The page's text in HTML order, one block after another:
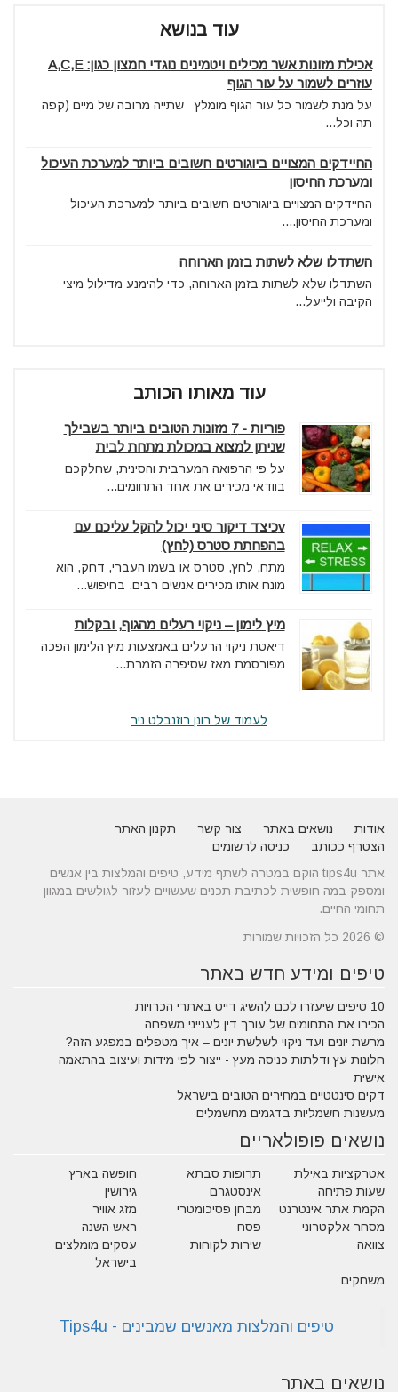
עוד בנושא
אכילת מזונות אשר מכילים ויטמינים נוגדי חמצון כגון: A,C,E
עוזרים לשמור על עור הגוף
על מנת לשמור כל עור הגוף מומלץ שתייה מרובה של מיים (קפה
תה וכל...
החיידקים המצויים ביוגורטים חשובים ביותר למערכת העיכול
ומערכת החיסון
החיידקים המצויים ביוגורטים חשובים ביותר למערכת העיכול
ומערכת החיסון....
השתדלו שלא לשתות בזמן הארוחה
השתדלו שלא לשתות בזמן הארוחה, כדי להימנע מדילול מיצי
הקיבה ולייעל...
עוד מאותו הכותב
פוריות - 7 מזונות הטובים ביותר בשבילך
שניתן למצוא במכולת מתחת לבית
על פי הרפואה המערבית והסינית, שחלקכם
בוודאי מכירים את אחד התחומים...
vכיצד דיקור סיני יכול להקל עליכם עם
בהפחתת סטרס (לחץ)
מתח, לחץ, סטרס או בשמו העברי, דחק, הוא
מונח אותו מכירים אנשים רבים. בחיפוש...
מיץ לימון – ניקוי רעלים מהגוף, ובקלות
דיאטת ניקוי הרעלים באמצעות מיץ הלימון הפכה
מפורסמת מאז שסיפרה הזמרת...
לעמוד של רונן רוזנבלט ניר
אודות נושאים באתר צור קשר
תקנון האתר
הצטרף ככותב
כניסה לרשומים
אתר tips4u הוקם במטרה לשתף מידע, טיפים והמלצות בין אנשים
ומספק במה חופשית לכתיבת תכנים שעשויים לעזור לגולשים במגוון
תחומי החיים.
© 2026 כל הזכויות שמורות
טיפים ומידע חדש באתר
10 טיפים שיעזרו לכם להשיג דייט באתרי הכרויות
הכירו את התחומים של עורך דין לענייני משפחה
מרשת יונים ועד ניקוי לשלשת יונים – איך מטפלים במפגע הזה?
חלונות עץ ודלתות כניסה מעץ - ייצור לפי מידות ועיצוב בהתאמה
אישית
דקים סינטטיים במחירים הטובים בישראל
מעשנות חשמליות בדגמים מחשמלים
נושאים פופולאריים
אטרקציות באילת תרופות סבתא
חופשה בארץ
שעות פתיחה
אינסטגרם
גירושין
הקמת אתר אינטרנט
מבחן פסיכומטרי
מזג אוויר
מסחר אלקטרוני
פסח
ראש השנה
צוואה
שירות לקוחות
עסקים מומלצים
בישראל
משחקים
נושאים באתר